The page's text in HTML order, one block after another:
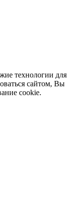
технологии для
сайтом, Вы
cookie.